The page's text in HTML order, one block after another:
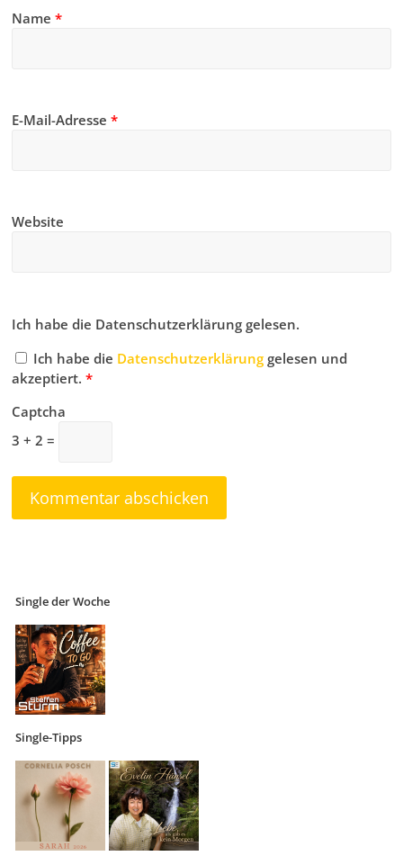
Name*
E-Mail-Adresse*
Website
Ich habe die Datenschutzerklärung gelesen.
Ich habe die Datenschutzerklärunggelesen und
akzeptiert. *
Captcha
3 + 2 =
Single der Woche
Single-Tipps